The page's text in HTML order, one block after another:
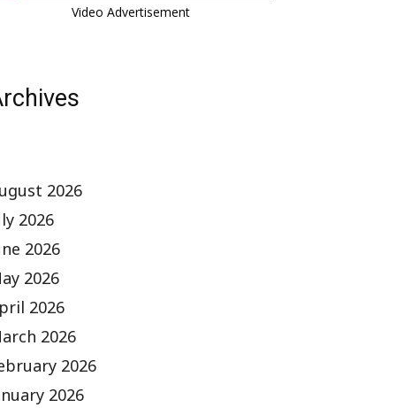
Video Advertisement
2026
2026
2026
2026
2026
2026
2026
2026